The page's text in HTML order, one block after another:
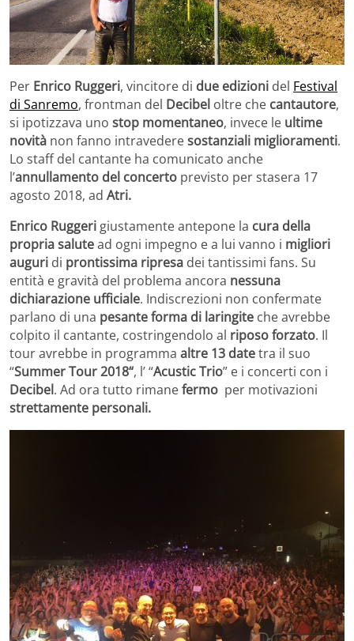
Per Enrico Ruggeri, vincitore di due edizioni del Festival
di Sanremo, frontman del Decibel oltre che cantautore,
si ipotizzava uno stop momentaneo, invece le ultime
novità non fanno intravederesostanziali miglioramenti.
Lo staff del cantante ha comunicato anche
l’annullamento del concerto previsto per stasera 17
agosto 2018, ad Atri.
Enrico Ruggeri giustamente antepone la cura della
propria salutead ogni impegno e a lui vanno i migliori
auguri di prontissima ripresa dei tantissimi fans. Su
entità e gravità del problema ancora nessuna
dichiarazione ufficiale. Indiscrezioni non confermate
parlano di una pesante forma di laringite che avrebbe
colpito il cantante, costringendolo al riposo forzato. Il
tour avrebbe in programma altre 13 datetra il suo
“Summer Tour 2018“, l’ “Acustic Trio” e i concerti con i
Decibel. Ad ora tutto rimanefermo per motivazioni
strettamente personali.